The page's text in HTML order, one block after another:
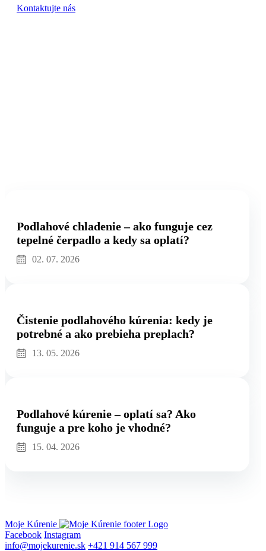
Kontaktujte nás
Podlahové chladenie – ako funguje cez
tepelné čerpadlo a kedy sa oplatí?
02. 07. 2026
Čistenie podlahového kúrenia: kedy je
potrebné a ako prebieha preplach?
13. 05. 2026
Podlahové kúrenie – oplatí sa? Ako
funguje a pre koho je vhodné?
15. 04. 2026
Moje Kúrenie
Facebook Instagram
info@mojekurenie.sk +421 914 567 999